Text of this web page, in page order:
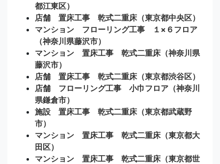
都江東区）
店舗 置床工事 乾式二重床（東京都中央区）
マンション フローリング工事 １×６フロア
（神奈川県藤沢市）
マンション 置床工事 乾式二重床（神奈川県
藤沢市）
店舗 置床工事 乾式二重床（東京都渋谷区）
店舗 フローリング工事 小巾フロア（神奈川
県鎌倉市）
施設 置床工事 乾式二重床（東京都武蔵野
市）
マンション 置床工事 乾式二重床（東京都大
田区）
マンション 置床工事 乾式二重床（東京都世